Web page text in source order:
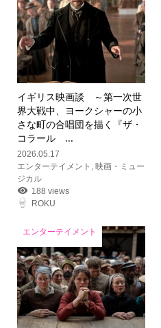
イギリス映画談 ～第一次世
界大戦中、ヨークシャーの小
さな町の合唱団を描く『ザ・
コラール ...
2026.05.17
エンターテイメント
映画・ミュー
ジカル
188 views
ROKU
エンターテイメント